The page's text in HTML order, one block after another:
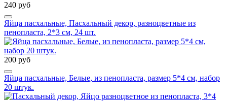
240 руб
Яйца пасхальные, Пасхальный декор, разноцветные из
пенопласта, 2*3 см, 24 шт.
200 руб
Яйца пасхальные, Белые, из пенопласта, размер 5*4 см, набор
20 штук.